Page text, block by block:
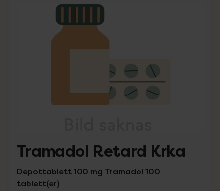
Lista: . Innehåller 1 objekt.
Tramadol Retard Krka
Depottablett 100 mg Tramadol 100
tablett(er)